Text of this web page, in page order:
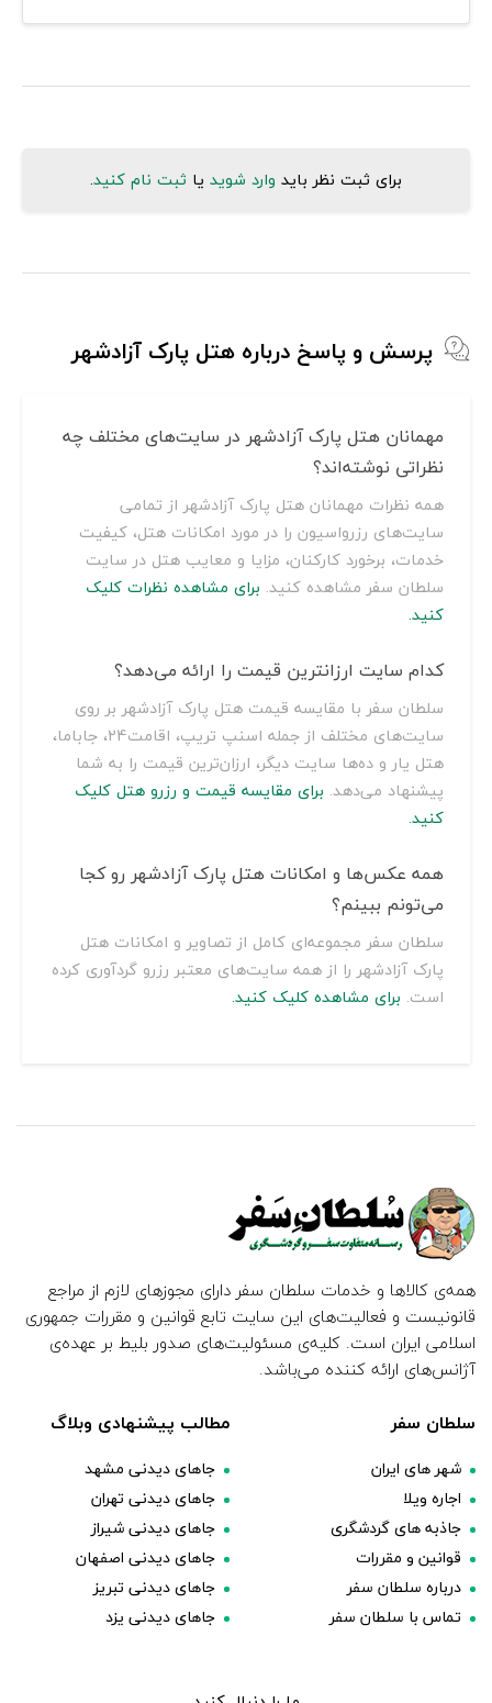
برای ثبت نظر باید وارد شوید یا ثبت نام کنید.
پرسش و پاسخ درباره هتل پارک آزادشهر
مهمانان هتل پارک آزادشهر در سایت‌های مختلف چه
نظراتی نوشته‌اند؟
همه نظرات مهمانان هتل پارک آزادشهر از تمامی
سایت‌های رزرواسیون را در مورد امکانات هتل، کیفیت
خدمات، برخورد کارکنان، مزایا و معایب هتل در سایت
سلطان سفر مشاهده کنید. برای مشاهده نظرات کلیک
کنید.
کدام سایت ارزانترین قیمت را ارائه می‌دهد؟
سلطان سفر با مقایسه قیمت هتل پارک آزادشهر بر روی
سایت‌های مختلف از جمله اسنپ تریپ، اقامت24، جاباما،
هتل یار و ده‌ها سایت دیگر، ارزان‌ترین قیمت را به شما
پیشنهاد می‌دهد. برای مقایسه قیمت و رزرو هتل کلیک
کنید.
همه عکس‌ها و امکانات هتل پارک آزادشهر رو کجا
می‌تونم ببینم؟
سلطان سفر مجموعه‌ای کامل از تصاویر و امکانات هتل
پارک آزادشهر را از همه سایت‌های معتبر رزرو گردآوری کرده
است. برای مشاهده کلیک کنید.
همه‌ی کالاها و خدمات سلطان سفر دارای مجوزهای لازم از مراجع
قانونیست و فعالیت‌های این سایت تابع قوانین و مقررات جمهوری
اسلامی ایران است. کلیه‌ی مسئولیت‌های صدور بلیط بر عهده‌ی
آژانس‌های ارائه کننده می‌باشد.
سلطان سفر
شهر های ایران
اجاره ویلا
جاذبه های گردشگری
قوانین و مقررات
درباره سلطان سفر
تماس با سلطان سفر
مطالب پیشنهادی وبلاگ
جاهای دیدنی مشهد
جاهای دیدنی تهران
جاهای دیدنی شیراز
جاهای دیدنی اصفهان
جاهای دیدنی تبریز
جاهای دیدنی یزد